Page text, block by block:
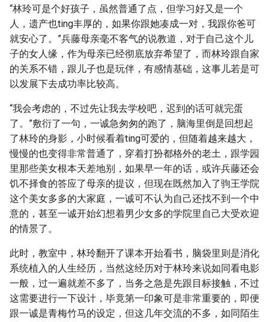
“林玲可是个好孩子，虽然普通了点，但学习好又是一个
人，遗产也ting丰厚的，如果你跟她凑成一对，我跟你爸可
就安心了。”兵藤母亲毫不客气的说教道，对于自己这个儿
子的女人缘，作为母亲已经彻底放弃希望了，而林玲跟自家
的关系不错，跟儿子也是玩伴，有感情基础，这事儿若是可
以发展下去成功率比较高。
“我会考虑的，不过先让我去学校吧，迟到的话可就完蛋
了。”敷衍了一句，一诚急匆匆的跑了，脑海里倒是回想起
了林玲的身影，小时候看着ting可爱的，但随着越来越大，
慢慢的也变得非常普通了，穿着打扮都格外的老土，跟学园
里那些美女根本天差地别，如果早一年的话，或许兵藤还会
饥不择食的答应了母亲的提议，但现在既然加入了驹王学院
这个美女多多的大家庭，一诚可不认为自己还找不到一个中
意的，甚至一诚开始幻想着男少女多的学院里自己大受欢迎
的情景了。
此时，教室中，林玲翻开了课本开始看书，脑袋里则是消化
系统植入的人生经历，当然这经历对于林玲来说如同看电影
一般，过一遍就差不多了，当务之急是先跟目标接触，不过
这需要进行一下设计，毕竟第一印象可是非常重要的，即便
跟一诚是青梅竹马的设定，但这几年交流的不多，如同陌生